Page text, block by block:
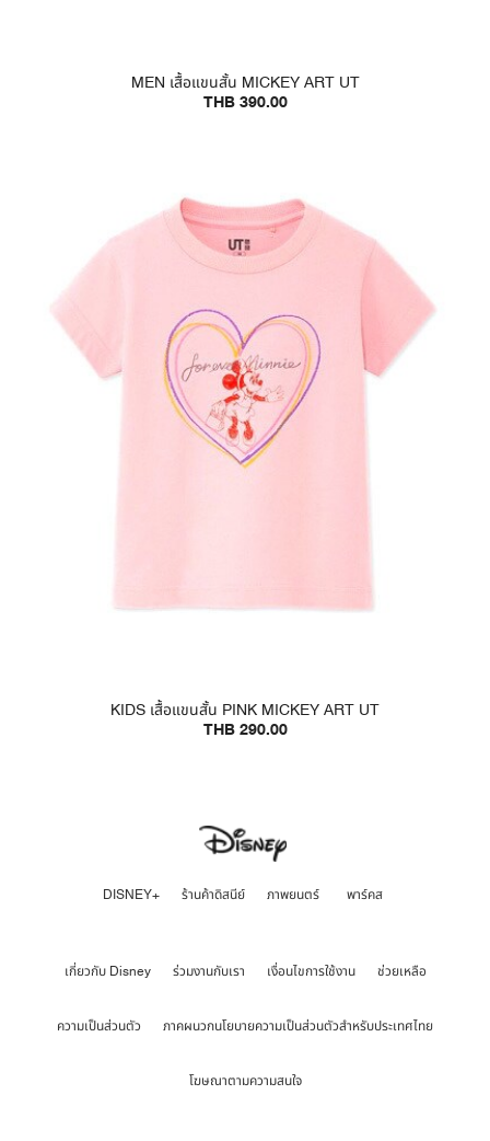
MEN เสื้อแขนสั้น MICKEY ART UT
THB 390.00
KIDS เสื้อแขนสั้น PINK MICKEY ART UT
THB 290.00
DISNEY+ ร้านค้าดิสนีย์ ภาพยนตร์ พาร์คส
เกี่ยวกับ Disney ร่วมงานกับเรา เงื่อนไขการใช้งาน ช่วยเหลือ
ความเป็นส่วนตัว ภาคผนวกนโยบายความเป็นส่วนตัวสำหรับประเทศไทย
โฆษณาตามความสนใจ